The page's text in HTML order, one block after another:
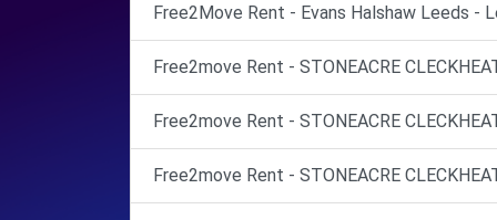
Free2Move Rent - Evans Halshaw Leeds -
Free2move Rent - STONEACRE
Free2move Rent - STONEACRE
Free2move Rent - STONEACRE